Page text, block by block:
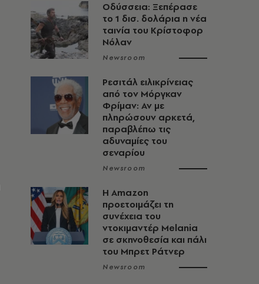
Οδύσσεια: Ξεπέρασε
το 1 δισ. δολάρια η νέα
ταινία του Κρίστοφορ
Νόλαν
Newsroom
Ρεσιτάλ ειλικρίνειας
από τον Μόργκαν
Φρίμαν: Αν με
πληρώσουν αρκετά,
παραβλέπω τις
αδυναμίες του
σεναρίου
Newsroom
Η Amazon
προετοιμάζει τη
συνέχεια του
ντοκιμαντέρ Melania
σε σκηνοθεσία και πάλι
του Μπρετ Ράτνερ
Newsroom